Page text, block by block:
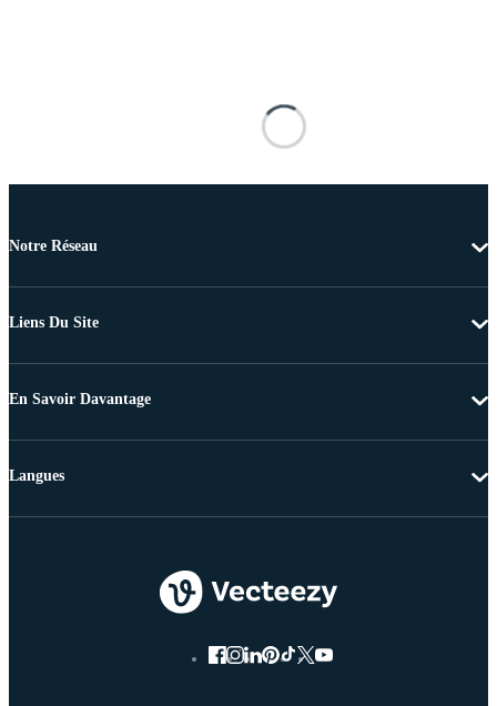
Notre Réseau
Liens Du Site
En Savoir Davantage
Langues